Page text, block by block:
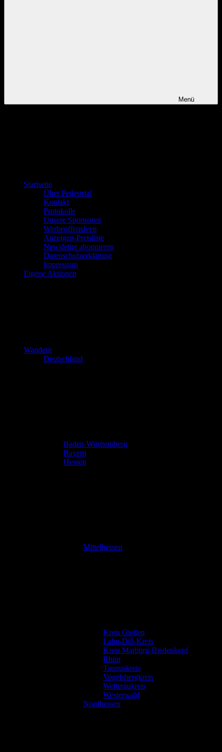
Menü
Startseite
Über Pedestrial
Kontakt
Protokolle
Unsere Sponsoren
Werbeoffensiven
Anzeigen-Preisliste
Newsletter abonnieren
Datenschutzerklärung
Impressum
Eigene Aktionen
Wandern
Deutschland
Baden-Württemberg
Bayern
Hessen
Mittelhessen
Kreis Gießen
Lahn-Dill-Kreis
Kreis Marburg-Biedenkopf
Rhön
Taunuskreis
Vogelsbergkreis
Wetteraukreis
Westerwald
Nordhessen